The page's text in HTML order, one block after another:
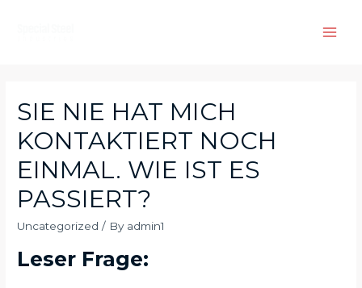
SIE NIE HAT MICH
KONTAKTIERT NOCH
EINMAL. WIE IST ES
PASSIERT?
Uncategorized / By admin1
Leser Frage: